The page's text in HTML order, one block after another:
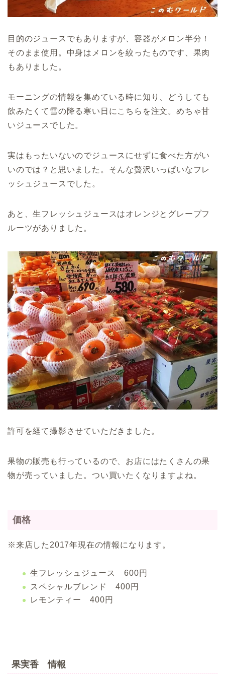
目的のジュースでもありますが、容器がメロン半分！
そのまま使用。中身はメロンを絞ったものです、果肉
もありました。
モーニングの情報を集めている時に知り、どうしても
飲みたくて雪の降る寒い日にこちらを注文。めちゃ甘
いジュースでした。
実はもったいないのでジュースにせずに食べた方がい
いのでは？と思いました。そんな贅沢いっぱいなフレ
ッシュジュースでした。
あと、生フレッシュジュースはオレンジとグレープフ
ルーツがありました。
許可を経て撮影させていただきました。
果物の販売も行っているので、お店にはたくさんの果
物が売っていました。つい買いたくなりますよね。
価格
※来店した2017年現在の情報になります。
生フレッシュジュース 600円
スペシャルブレンド 400円
レモンティー 400円
果実香 情報